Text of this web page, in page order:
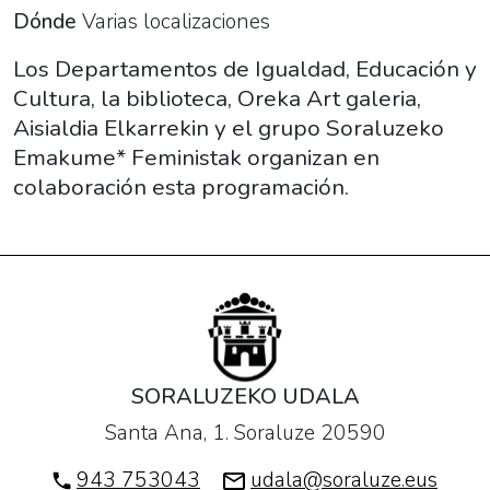
Art
Aisialdia
Elkarrekin
el
grupo
Emakume*
programación.
Dónde Varias localizaciones
Los Departamentos de Igualdad, Educación y
Cultura, la biblioteca, Oreka Art galeria,
Aisialdia Elkarrekin y el grupo Soraluzeko
Emakume* Feministak organizan en
colaboración esta programación.
SORALUZEKO UDALA
Santa Ana, 1. Soraluze 20590
943 753043
udala@soraluze.eus